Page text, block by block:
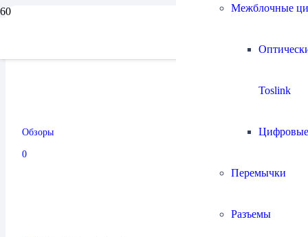
Межблочные
Toslink
Цифровые
Перемычки
Разъемы
Акустический кабель
Обзоры
0